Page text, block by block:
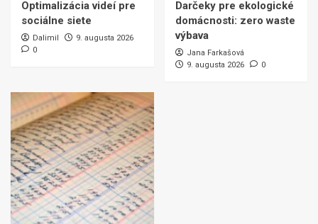
Optimalizácia videí pre
sociálne siete
Dalimil
9. augusta 2026
0
Darčeky pre ekologické
domácnosti: zero waste
výbava
Jana Farkašová
9. augusta 2026
0